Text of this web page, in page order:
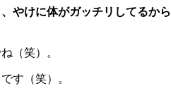
やけに体がガッチリしてるから
（笑）。
す（笑）。